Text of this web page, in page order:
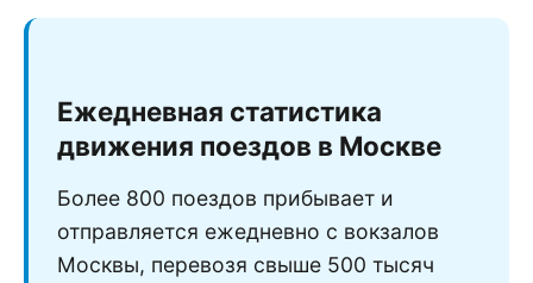
Ежедневная статистика
движения поездов в Москве
Более 800 поездов прибывает и
отправляется ежедневно с вокзалов
Москвы, перевозя свыше 500 тысяч